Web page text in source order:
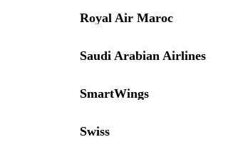
Royal Air Maroc
Saudi Arabian Airlines
SmartWings
Swiss